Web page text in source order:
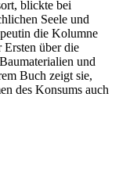
blickte bei
Seele und
die Kolumne
Ersten über die
und
Buch zeigt sie,
des Konsums auch